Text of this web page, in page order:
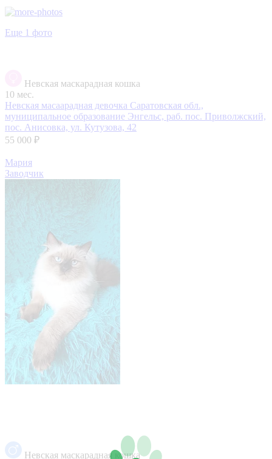
Еще 1 фото
Невская маскарадная кошка
10 мес.
Невская масаарадная девочка Саратовская обл.,
муниципальное образование Энгельс, раб. пос. Приволжский,
пос. Анисовка, ул. Кутузова, 42
55 000 ₽
Мария
Заводчик
Невская маскарадная кошка